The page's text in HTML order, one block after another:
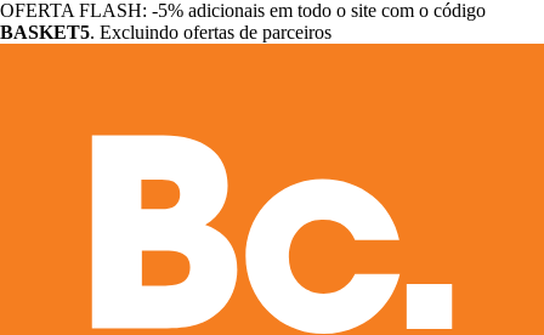
OFERTA FLASH: -5% adicionais em todo o site com o código
BASKET5. Excluindo ofertas de parceiros